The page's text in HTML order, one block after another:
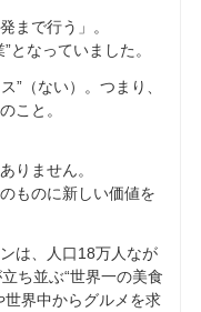
まで行う」。
となっていました。
”（ない）。つまり、
こと。
りません。
ものに新しい価値を
は、人口18万人なが
ち並ぶ“世界一の美食
世界中からグルメを求